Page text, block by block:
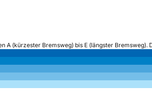
A (kürzester Bremsweg) bis E (längster